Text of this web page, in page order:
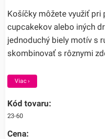
Košíčky môžete využiť pri
cupcakekov alebo iných
jednoduchý biely motív s
skombinovať s rôznymi
Viac ›
Kód tovaru:
23-60
Cena: